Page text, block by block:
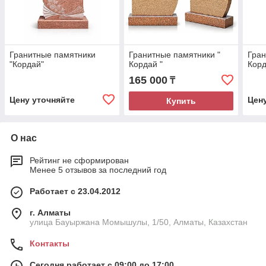
Гранитные памятники
"Кордай"
Цену уточняйте
Гранитные памятники "
Кордай "
165 000₸
Купить
О нас
Рейтинг не сформирован
Менее 5 отзывов за последний год
Работает с 23.04.2012
г. Алматы
улица Бауыржана Момышулы, 1/50, Алматы, Казахстан
Контакты